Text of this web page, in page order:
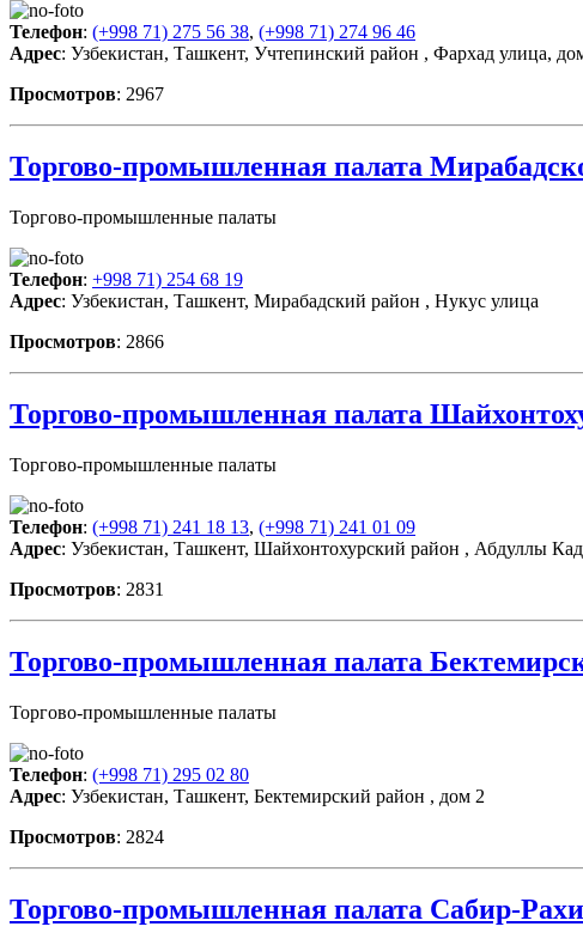
Телефон: (+998 71) 275 56 38, (+998 71) 274 96 46
Адрес: Узбекистан, Ташкент, Учтепинский район , Фархад улица,
Просмотров: 2967
Торгово-промышленная палата
Торгово-промышленные палаты
Телефон: +998 71) 254 68 19
Адрес: Узбекистан, Ташкент, Мирабадский район , Нукус улица
Просмотров: 2866
Торгово-промышленная палата
Торгово-промышленные палаты
Телефон: (+998 71) 241 18 13, (+998 71) 241 01 09
Адрес: Узбекистан, Ташкент, Шайхонтохурский район , Абдуллы
Просмотров: 2831
Торгово-промышленная палата
Торгово-промышленные палаты
Телефон: (+998 71) 295 02 80
Адрес: Узбекистан, Ташкент, Бектемирский район , дом 2
Просмотров: 2824
Торгово-промышленная палата Сабир-